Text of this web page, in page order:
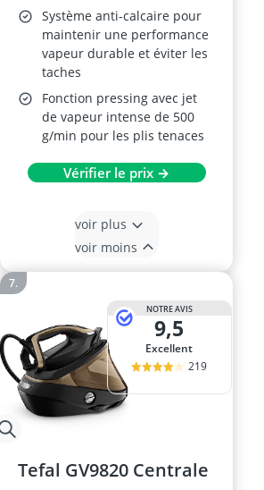
Système anti-calcaire pour
maintenir une performance
vapeur durable et éviter les
taches
Fonction pressing avec jet
de vapeur intense de 500
g/min pour les plis tenaces
Vérifier le prix →
voir plus
voir moins
NOTRE AVIS
9,5
Excellent
219
Tefal GV9820 Centrale